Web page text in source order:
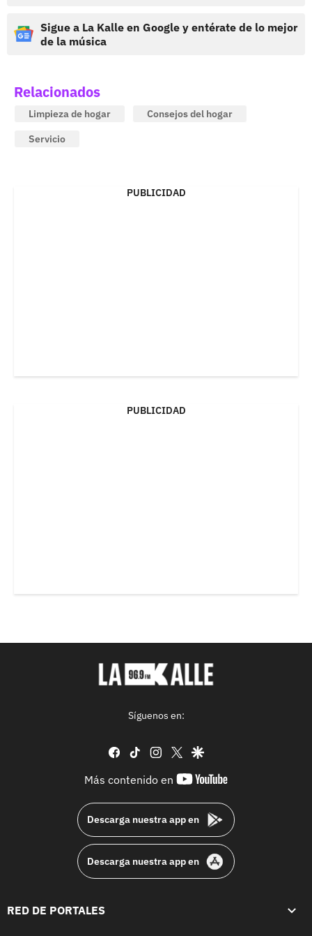
Sigue a La Kalle en Google y entérate de lo mejor
de la música
Relacionados
Limpieza de hogar
Consejos del hogar
Servicio
PUBLICIDAD
PUBLICIDAD
Síguenos en:
facebook
tiktok instagram
twittergoogle
Más contenido en
youtube-
Descarga nuestra app en
Descarga nuestra app en
RED DE PORTALES